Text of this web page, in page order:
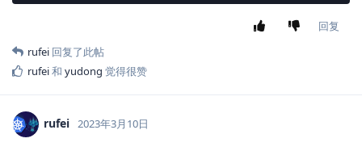
回复
rufei 回复了此帖
rufei和 yudong 觉得很赞
rufei 2023年3月10日